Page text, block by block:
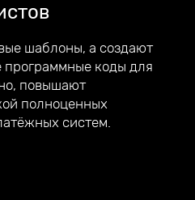
, которые
я
В награду они
на все вопросы.
шаблоны, а создают
программные коды для
повышают
полноценных
систем.